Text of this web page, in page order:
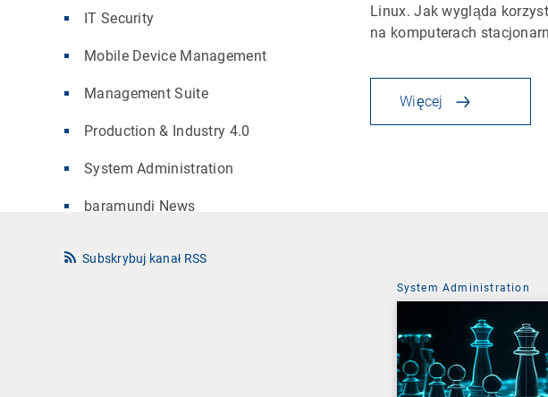
IT Security
Mobile Device Management
Management Suite
Production & Industry 4.0
System Administration
baramundi News
Subskrybuj kanał RSS
Linux. Jak wygląda
na komputerach
Więcej
System Administration